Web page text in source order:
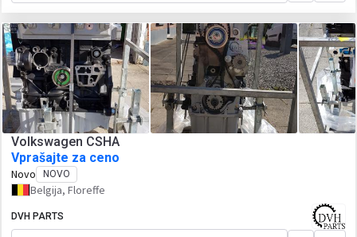
Volkswagen CSHA
Vprašajte za ceno
Novo NOVO
Belgija, Floreffe
DVH PARTS